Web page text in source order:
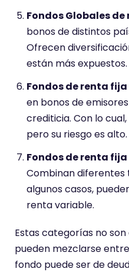
Fondos Globales
bonos de distintos
Ofrecen
están más expuestos.
Fondos de renta fija
en bonos de
crediticia. Con lo
pero su riesgo es alto.
Fondos de renta
Combinan diferentes
algunos casos,
renta variable.
Estas categorías no son
pueden mezclarse
fondo puede ser de